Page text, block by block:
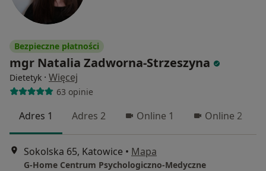
Bezpieczne płatności
mgr Natalia Zadworna-Strzeszyna
Dietetyk · Więcej
63 opinie
Adres 1 Adres 2 Online 1 Online 2
Sokolska 65, Katowice • Mapa
G-Home Centrum Psychologiczno-Medyczne